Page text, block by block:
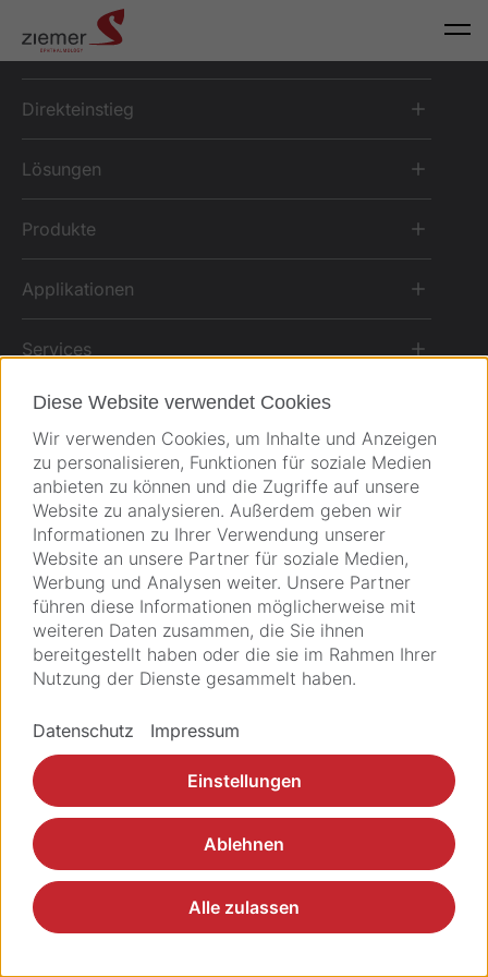
Direkteinstieg
Lösungen
Produkte
Applikationen
Services
Über Ziemer
Impressum Legal GTC GTCP Datenschutz
© 2026 Ziemer Opthalmic Systems AG
Diese Website verwendet Cookies
Wir verwenden Cookies, um Inhalte und Anzeigen
zu personalisieren, Funktionen für soziale Medien
anbieten zu können und die Zugriffe auf unsere
Website zu analysieren. Außerdem geben wir
Informationen zu Ihrer Verwendung unserer
Website an unsere Partner für soziale Medien,
Werbung und Analysen weiter. Unsere Partner
führen diese Informationen möglicherweise mit
weiteren Daten zusammen, die Sie ihnen
bereitgestellt haben oder die sie im Rahmen Ihrer
Nutzung der Dienste gesammelt haben.
Datenschutz Impressum
Einstellungen
Ablehnen
Alle zulassen